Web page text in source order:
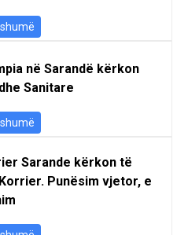
në Sarandë kërkon
Sanitare
Sarande kërkon të
Punësim vjetor, e